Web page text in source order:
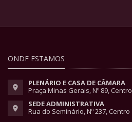
ONDE ESTAMOS
PLENÁRIO E CASA DE CÂMARA
Praça Minas Gerais, Nº 89, Centro
SEDE ADMINISTRATIVA
Rua do Seminário, Nº 237, Centro